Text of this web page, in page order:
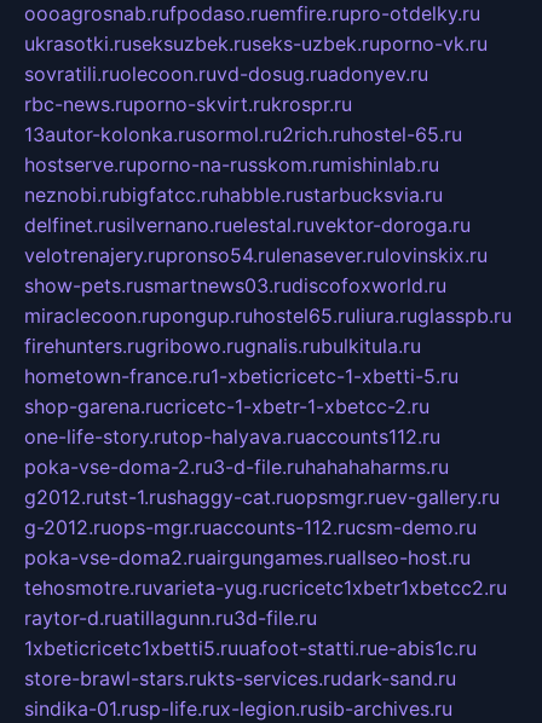
oooagrosnab.rufpodaso.ruemfire.rupro-otdelky.ru
ukrasotki.ruseksuzbek.ruseks-uzbek.ruporno-vk.ru
sovratili.ruolecoon.ruvd-dosug.ruadonyev.ru
rbc-news.ruporno-skvirt.rukrospr.ru
13autor-kolonka.rusormol.ru2rich.ruhostel-65.ru
hostserve.ruporno-na-russkom.rumishinlab.ru
neznobi.rubigfatcc.ruhabble.rustarbucksvia.ru
delfinet.rusilvernano.ruelestal.ruvektor-doroga.ru
velotrenajery.rupronso54.rulenasever.rulovinskix.ru
show-pets.rusmartnews03.rudiscofoxworld.ru
miraclecoon.rupongup.ruhostel65.ruliura.ruglasspb.ru
firehunters.rugribowo.rugnalis.rubulkitula.ru
hometown-france.ru1-xbeticricetc-1-xbetti-5.ru
shop-garena.rucricetc-1-xbetr-1-xbetcc-2.ru
one-life-story.rutop-halyava.ruaccounts112.ru
poka-vse-doma-2.ru3-d-file.ruhahahaharms.ru
g2012.rutst-1.rushaggy-cat.ruopsmgr.ruev-gallery.ru
g-2012.ruops-mgr.ruaccounts-112.rucsm-demo.ru
poka-vse-doma2.ruairgungames.ruallseo-host.ru
tehosmotre.ruvarieta-yug.rucricetc1xbetr1xbetcc2.ru
raytor-d.ruatillagunn.ru3d-file.ru
1xbeticricetc1xbetti5.ruuafoot-statti.rue-abis1c.ru
store-brawl-stars.rukts-services.rudark-sand.ru
sindika-01.rusp-life.rux-legion.rusib-archives.ru